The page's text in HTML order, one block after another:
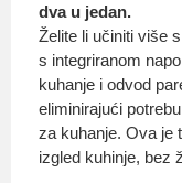
dva u jedan.
Želite li učiniti više
s integriranom
kuhanje i odvod
eliminirajući
za kuhanje. Ova je
izgled kuhinje, bez